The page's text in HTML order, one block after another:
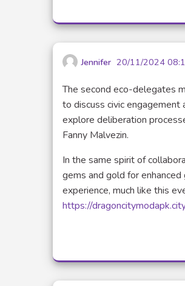
Jennifer 20/11/2024
The second eco-delegates
to discuss civic
explore deliberation
Fanny Malvezin.
In the same spirit of
gems and gold for
experience, much like this
https://